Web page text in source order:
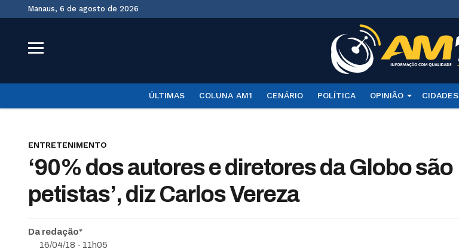
Manaus, 6 de agosto de 2026
ÚLTIMAS COLUNA AM1 CENÁRIO POLÍTICA OPINIÃO CIDADES
ENTRETENIMENTO
‘90% dos autores e diretores da Globo são
petistas’, diz Carlos Vereza
Da redação*
16/04/18 - 11h05